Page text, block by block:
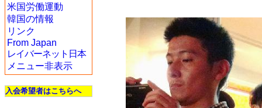
米国労働運動
韓国の情報
リンク
From Japan
レイバーネット日本
メニュー非表示
入会希望者はこちらへ